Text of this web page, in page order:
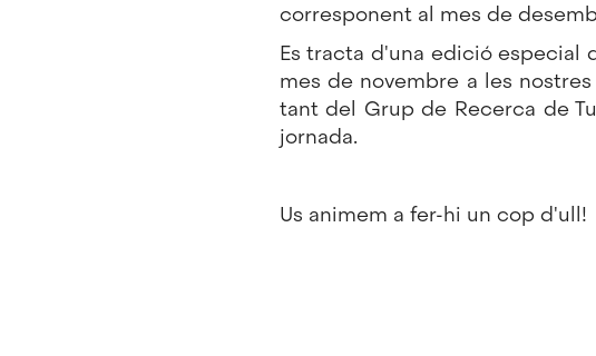
corresponent al mes de
Es tracta d'una edició especial
mes de novembre a les
tant del Grup de Recerca de
jornada.
Us animem a fer-hi un cop d'ull!